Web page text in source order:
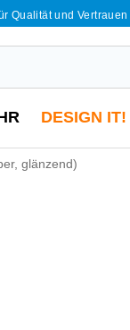
Qualität und Vertrauen
DESIGN IT!
glänzend)